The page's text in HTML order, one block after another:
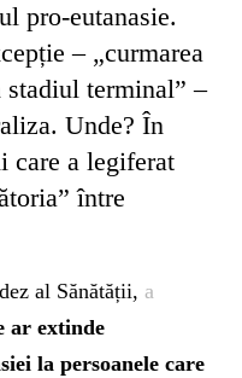
pro-eutanasie.
– „curmarea
terminal” –
Unde? În
care a legiferat
între
al Sănătății, a
ar extinde
la persoanele care